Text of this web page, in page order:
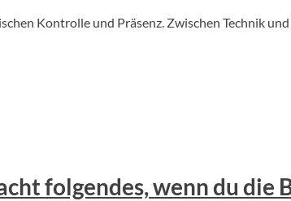
Kontrolle und Präsenz. Zwischen Technik und
folgendes, wenn du die